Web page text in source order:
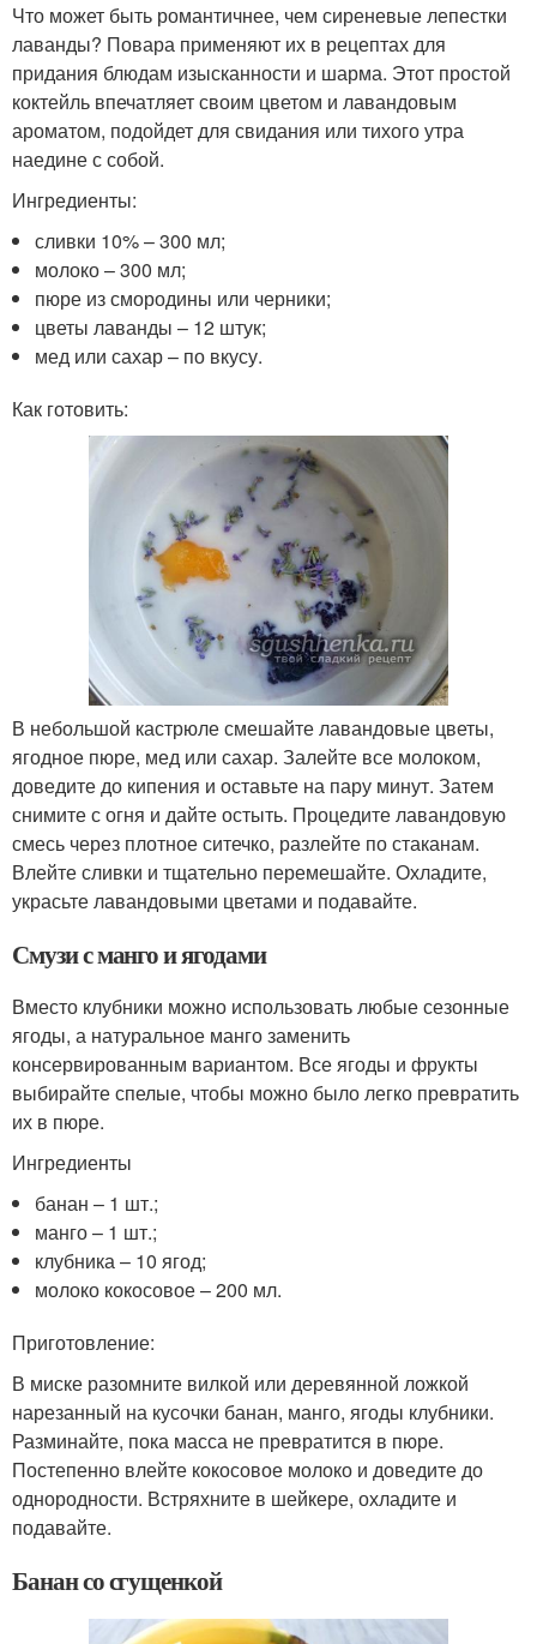
Что может быть романтичнее, чем сиреневые лепестки
лаванды? Повара применяют их в рецептах для
придания блюдам изысканности и шарма. Этот простой
коктейль впечатляет своим цветом и лавандовым
ароматом, подойдет для свидания или тихого утра
наедине с собой.
Ингредиенты:
сливки 10% – 300 мл;
молоко – 300 мл;
пюре из смородины или черники;
цветы лаванды – 12 штук;
мед или сахар – по вкусу.
Как готовить:
В небольшой кастрюле смешайте лавандовые цветы,
ягодное пюре, мед или сахар. Залейте все молоком,
доведите до кипения и оставьте на пару минут. Затем
снимите с огня и дайте остыть. Процедите лавандовую
смесь через плотное ситечко, разлейте по стаканам.
Влейте сливки и тщательно перемешайте. Охладите,
украсьте лавандовыми цветами и подавайте.
Смузи с манго и ягодами
Вместо клубники можно использовать любые сезонные
ягоды, а натуральное манго заменить
консервированным вариантом. Все ягоды и фрукты
выбирайте спелые, чтобы можно было легко превратить
их в пюре.
Ингредиенты
банан – 1 шт.;
манго – 1 шт.;
клубника – 10 ягод;
молоко кокосовое – 200 мл.
Приготовление:
В миске разомните вилкой или деревянной ложкой
нарезанный на кусочки банан, манго, ягоды клубники.
Разминайте, пока масса не превратится в пюре.
Постепенно влейте кокосовое молоко и доведите до
однородности. Встряхните в шейкере, охладите и
подавайте.
Банан со сгущенкой